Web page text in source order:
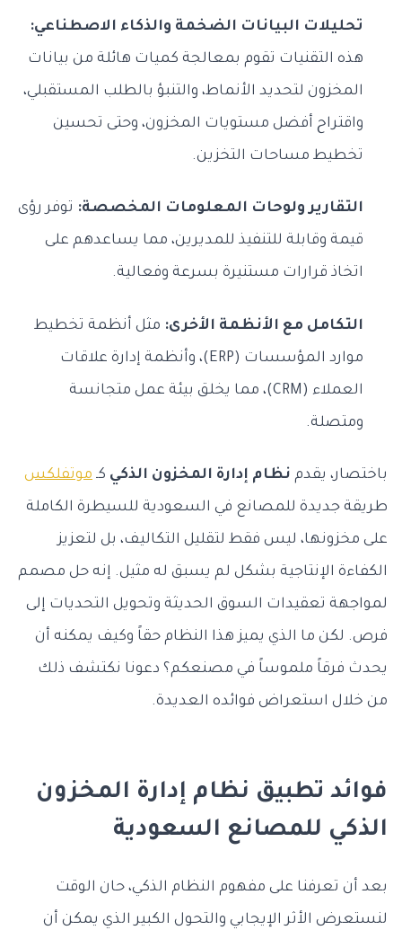
تحليلات البيانات الضخمة والذكاء الاصطناعي:
هذه التقنيات تقوم بمعالجة كميات هائلة من بيانات
المخزون لتحديد الأنماط، والتنبؤ بالطلب المستقبلي،
واقتراح أفضل مستويات المخزون، وحتى تحسين
تخطيط مساحات التخزين.
التقارير ولوحات المعلومات المخصصة: توفر رؤى
قيمة وقابلة للتنفيذ للمديرين، مما يساعدهم على
اتخاذ قرارات مستنيرة بسرعة وفعالية.
التكامل مع الأنظمة الأخرى: مثل أنظمة تخطيط
موارد المؤسسات (ERP)، وأنظمة إدارة علاقات
العملاء (CRM)، مما يخلق بيئة عمل متجانسة
ومتصلة.
باختصار، يقدم نظام إدارة المخزون الذكي كـ موتفلكس
طريقة جديدة للمصانع في السعودية للسيطرة الكاملة
على مخزونها، ليس فقط لتقليل التكاليف، بل لتعزيز
الكفاءة الإنتاجية بشكل لم يسبق له مثيل. إنه حل مصمم
لمواجهة تعقيدات السوق الحديثة وتحويل التحديات إلى
فرص. لكن ما الذي يميز هذا النظام حقاً وكيف يمكنه أن
يحدث فرقاً ملموساً في مصنعكم؟ دعونا نكتشف ذلك
من خلال استعراض فوائده العديدة.
فوائد تطبيق نظام إدارة المخزون
الذكي للمصانع السعودية
بعد أن تعرفنا على مفهوم النظام الذكي، حان الوقت
لنستعرض الأثر الإيجابي والتحول الكبير الذي يمكن أن